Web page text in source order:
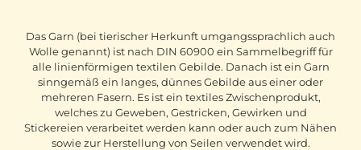
Das Garn (bei tierischer Herkunft umgangssprachlich auch
Wolle genannt) ist nach DIN 60900 ein Sammelbegriff für
alle linienförmigen textilen Gebilde. Danach ist ein Garn
sinngemäß ein langes, dünnes Gebilde aus einer oder
mehreren Fasern. Es ist ein textiles Zwischenprodukt,
welches zu Geweben, Gestricken, Gewirken und
Stickereien verarbeitet werden kann oder auch zum Nähen
sowie zur Herstellung von Seilen verwendet wird.